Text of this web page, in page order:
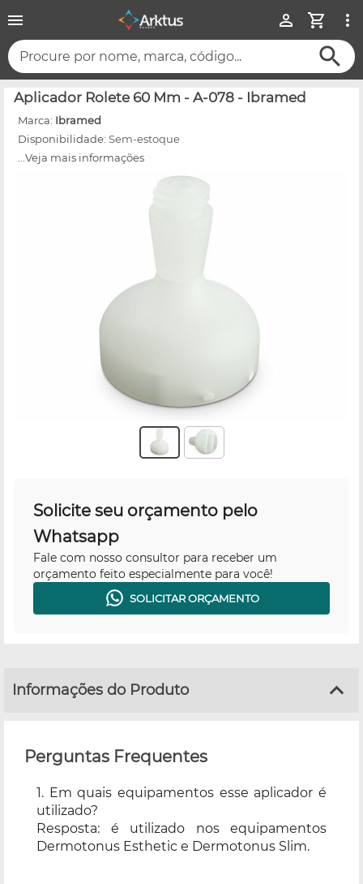
Procure por nome, marca, código...
Aplicador Rolete 60 Mm - A-078 - Ibramed
Marca: Ibramed
Disponibilidade: Sem-estoque
...Veja mais informações
Solicite seu orçamento pelo
Whatsapp
Fale com nosso consultor para receber um
orçamento feito especialmente para você!
SOLICITAR ORÇAMENTO
Informações do Produto
Perguntas Frequentes
1. Em quais equipamentos esse aplicador é
utilizado?
Resposta: é utilizado nos equipamentos
Dermotonus Esthetic e Dermotonus Slim.